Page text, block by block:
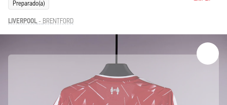
Preparado(a)
LIVERPOOL- BRENTFORD